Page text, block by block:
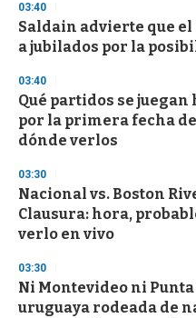
03:40
Saldain advierte que el
a jubilados por la
03:40
Qué partidos se juegan
por la primera fecha
dónde verlos
03:30
Nacional vs. Boston
Clausura: hora,
verlo en vivo
03:30
Ni Montevideo ni
uruguaya rodeada de